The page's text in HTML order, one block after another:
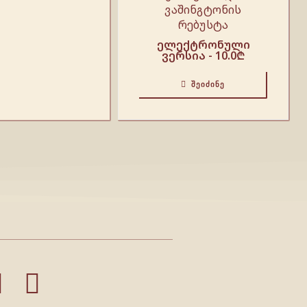
ვაშინგტონის
რებუსტა
ელექტრონული
ვერსია - 10.0₾
ᲨᲔᲘᲫᲘᲜᲔ